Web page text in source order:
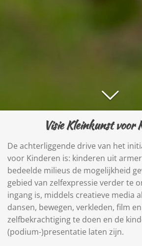
Visie Kleinkunst voor
De achterliggende drive van het
voor Kinderen is: kinderen uit
bedeelde milieus de mogelijkheid
gebied van zelfexpressie verder te
ingang is, middels creatieve media
dansen, bewegen, verkleden, film
zelfbekrachtiging te doen en de
(podium-)presentatie laten zijn.